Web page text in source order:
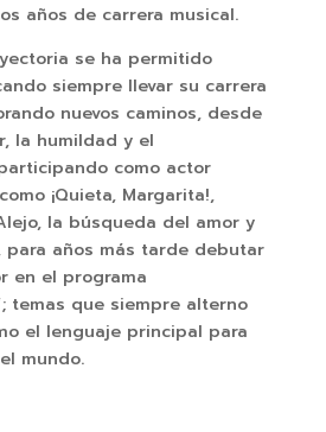
años de carrera musical.
se ha permitido
siempre llevar su carrera
nuevos caminos, desde
la humildad y el
como actor
¡Quieta, Margarita!,
la búsqueda del amor y
para años más tarde debutar
en el programa
temas que siempre alterno
el lenguaje principal para
mundo.